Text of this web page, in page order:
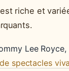
riche et
Lee Royce,
spectacles